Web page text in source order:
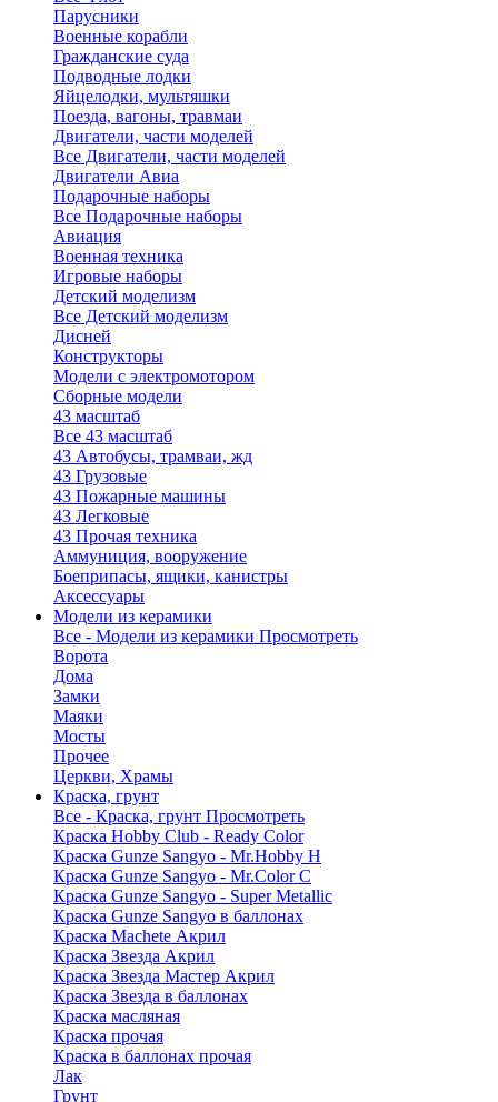
Парусники
Военные корабли
Гражданские суда
Подводные лодки
Яйцелодки, мультяшки
Поезда, вагоны, травмаи
Двигатели, части моделей
Все Двигатели, части моделей
Двигатели Авиа
Подарочные наборы
Все Подарочные наборы
Авиация
Военная техника
Игровые наборы
Детский моделизм
Все Детский моделизм
Дисней
Конструкторы
Модели с электромотором
Сборные модели
43 масштаб
Все 43 масштаб
43 Автобусы, трамваи, жд
43 Грузовые
43 Пожарные машины
43 Легковые
43 Прочая техника
Аммуниция, вооружение
Боеприпасы, ящики, канистры
Аксессуары
Модели из керамики
Все - Модели из керамики Просмотреть
Ворота
Дома
Замки
Маяки
Мосты
Прочее
Церкви, Храмы
Краска, грунт
Все - Краска, грунт Просмотреть
Краска Hobby Club - Ready Color
Краска Gunze Sangyo - Mr.Hobby H
Краска Gunze Sangyo - Mr.Color C
Краска Gunze Sangyo - Super Metallic
Краска Gunze Sangyo в баллонах
Краска Machete Акрил
Краска Звезда Акрил
Краска Звезда Мастер Акрил
Краска Звезда в баллонах
Краска масляная
Краска прочая
Краска в баллонах прочая
Лак
Грунт